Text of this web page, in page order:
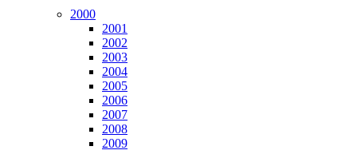
2000
2001
2002
2003
2004
2005
2006
2007
2008
2009